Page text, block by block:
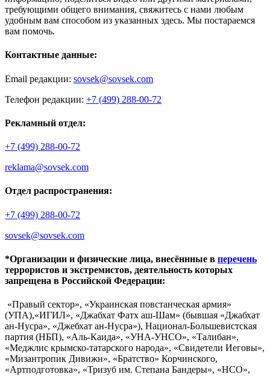
требующими общего внимания, свяжитесь с нами любым
удобным вам способом из указанных здесь. Мы постараемся
вам помочь.
Контактные данные:
Email редакции: sovsek@sovsek.com
Телефон редакции: +7 (499) 288-00-72
Рекламный отдел:
+7 (499) 288-00-72
reklama@sovsek.com
Отдел распространения:
+7 (499) 288-00-72
sovsek@sovsek.com
*Организации и физические лица, внесённные в перечень
террористов и экстремистов, деятельность которых
запрещена в Российской Федерации:
«Правый сектор», «Украинская повстанческая армия»
(УПА),«ИГИЛ», «Джабхат Фатх аш-Шам» (бывшая «Джабхат
ан-Нусра», «Джебхат ан-Нусра»), Национал-Большевистская
партия (НБП), «Аль-Каида», «УНА-УНСО», «Талибан»,
«Меджлис крымско-татарского народа», «Свидетели Иеговы»,
«Мизантропик Дивижн», «Братство» Корчинского,
«Артподготовка», «Тризуб им. Степана Бандеры», «НСО»,